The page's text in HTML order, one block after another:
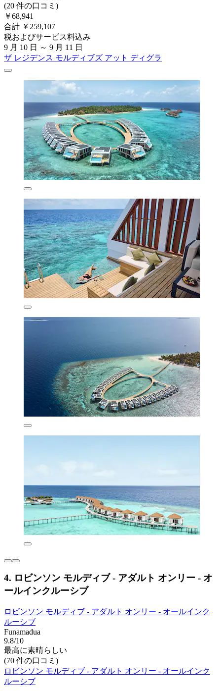
(20 件の口コミ)
￥68,941
合計 ￥259,107
税およびサービス料込み
9 月 10 日 ～ 9 月 11 日
ザ レジデンス モルディブズ アット ディグラ
4. ロビンソン モルディブ - アダルト オンリー - オ
ールインクルーシブ
ロビンソン モルディブ - アダルト オンリー - オールインク
ルーシブ
Funamadua
9.8/10
最高に素晴らしい
(70 件の口コミ)
ロビンソン モルディブ - アダルト オンリー - オールインク
ルーシブ